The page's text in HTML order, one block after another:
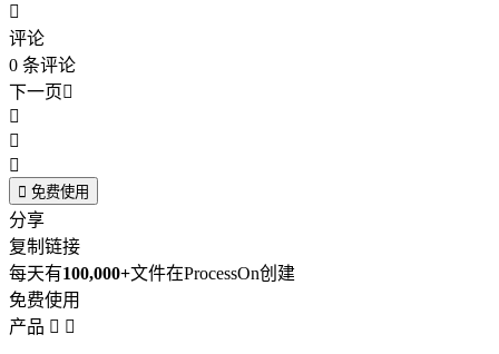

评论
0 条评论
下一页



 免费使用
分享
复制链接
每天有100,000+文件在ProcessOn创建
免费使用
产品  